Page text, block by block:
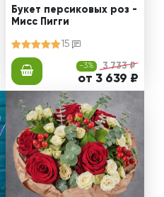
Букет персиковых роз -
Мисс Пигги
15
-3% 3 733 ₽
от 3 639 ₽